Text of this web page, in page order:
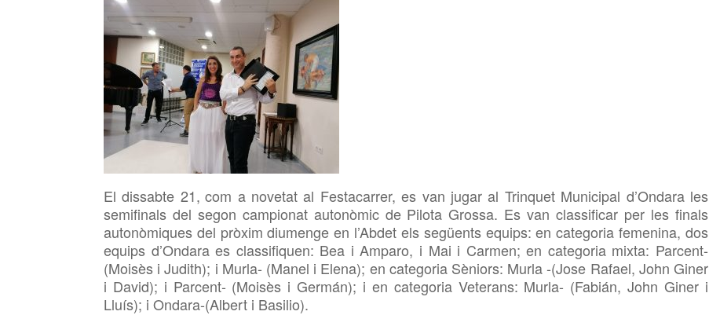
Eldissabte 21, com a novetat al Festacarrer, es van jugar al Trinquet Municipal d’Ondara les
semifinals del segon campionat autonòmic de Pilota Grossa. Es van classificar per les finals
autonòmiques del pròxim diumenge en l’Abdet els següents equips: en categoria femenina, dos
equips d’Ondara es classifiquen: Bea i Amparo, i Mai i Carmen; en categoria mixta: Parcent-
(Moisès i Judith); i Murla- (Manel i Elena); en categoria Sèniors: Murla -(Jose Rafael, John Giner
i David); i Parcent- (Moisès i Germán); i en categoria Veterans: Murla- (Fabián, John Giner i
Lluís); i Ondara-(Albert i Basilio).